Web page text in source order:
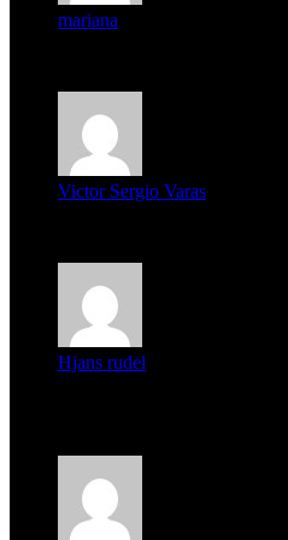
mariana
Victor Sergio Varas
Hjans rudel